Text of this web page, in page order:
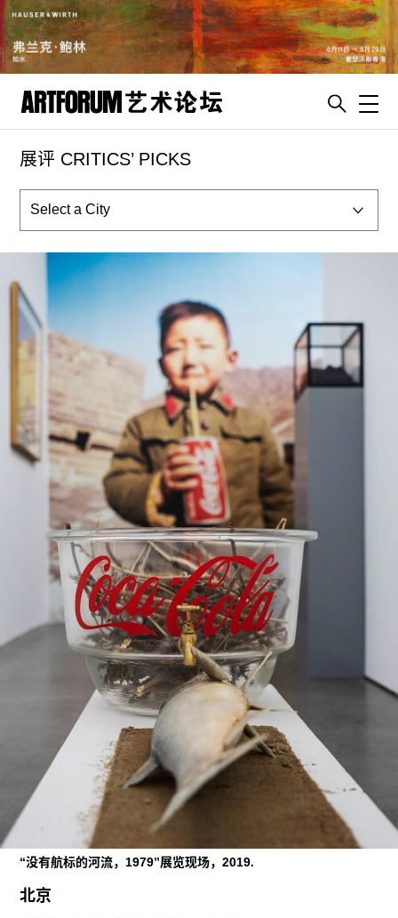
artguide
新闻
杂志
专栏
视频
ENGLISH
ART & EDUCATION
广告
订阅
往期内容
联系我们
关注我们
展评 CRITICS’ PICKS
“没有航标的河流，1979”展览现场，2019.
北京